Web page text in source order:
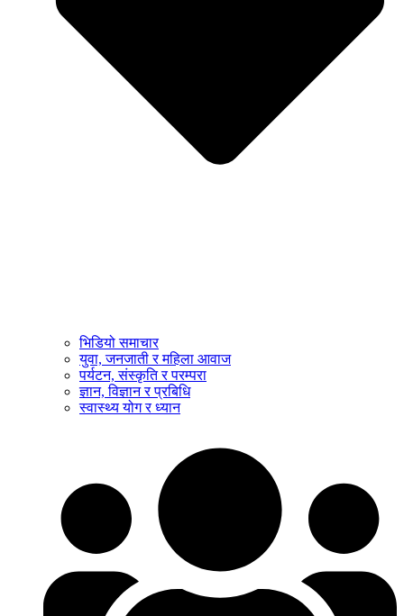
भिडियो समाचार
युवा, जनजाती र महिला आवाज
पर्यटन, संस्कृति र परम्परा
ज्ञान, विज्ञान र प्रबिधि
स्वास्थ्य योग र ध्यान